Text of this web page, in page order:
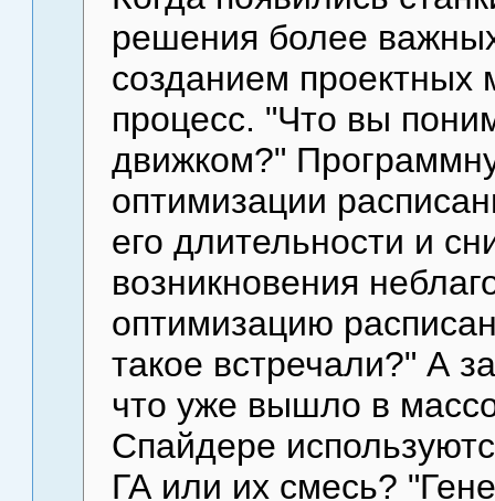
решения более
созданием проектных
процесс. "Что вы
движком?"
оптимизации
его длительности и
возникновения
оптимизацию
такое встречали?" А
что уже вышло в
Спайдере
ГА или их смесь?